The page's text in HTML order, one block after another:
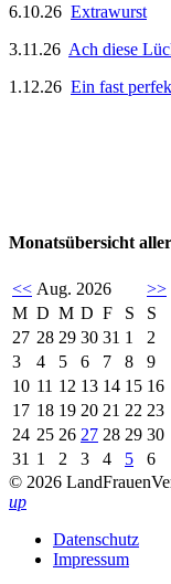
6.10.26 Extrawurst
3.11.26 Ach diese
1.12.26 Ein fast
Monatsübersicht
<< Aug. 2026
>>
M D M D F S
S
27 28 29 30 31 1
2
3
4 5 6 7 8
9
10 11 12 13 14 15 16
17 18 19 20 21 22 23
24 25 26 27 28 29 30
31 1 2 3 4 5
6
© 2026
up
Datenschutz
Impressum